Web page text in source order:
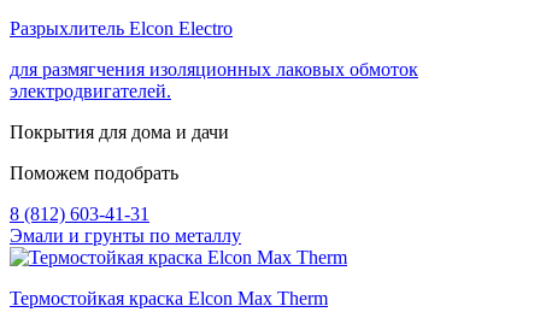
Разрыхлитель Elcon Electro
для размягчения изоляционных лаковых обмоток
электродвигателей.
Покрытия для дома и дачи
Поможем подобрать
8 (812) 603-41-31
Эмали и грунты по металлу
Термостойкая краска Elcon Max Therm